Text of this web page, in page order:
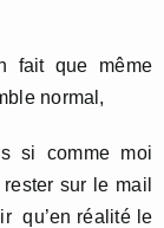
fait que même
normal,
si comme moi
sur le mail
qu’en réalité le